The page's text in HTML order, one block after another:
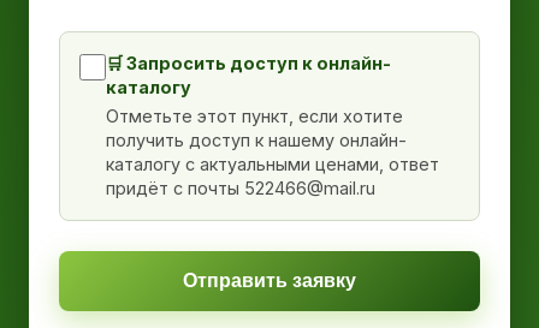
🛒 Запросить доступ к онлайн-
каталогу
Отметьте этот пункт, если хотите
получить доступ к нашему онлайн-
каталогу с актуальными ценами, ответ
придёт с почты 522466@mail.ru
Отправить заявку